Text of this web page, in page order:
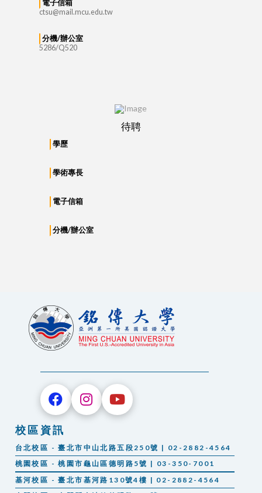
電子信箱
ctsu@mail.mcu.edu.tw
分機/辦公室
5286/Q520
待聘
學歷
學術專長
電子信箱
分機/辦公室
校區資訊
台北校區 - 臺北市中山北路五段250號 | 02-2882-4564
桃園校區 - 桃園市龜山區德明路5號 | 03-350-7001
基河校區 - 臺北市基河路130號4樓 | 02-2882-4564